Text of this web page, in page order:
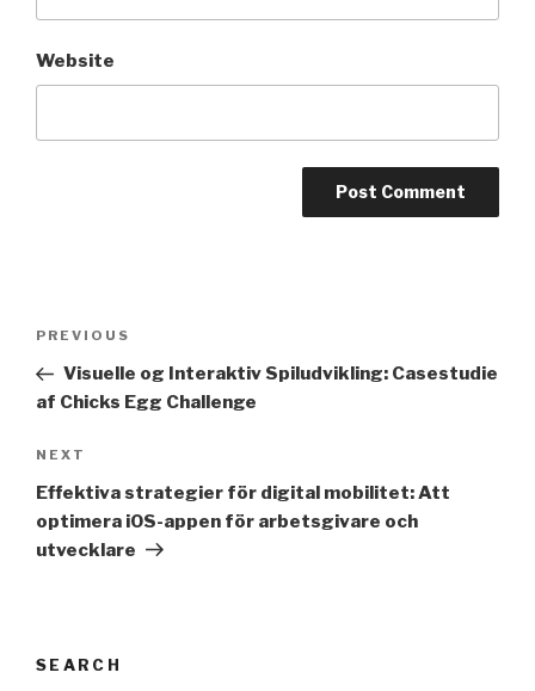
Website
Previous
Post
PREVIOUS
Visuelle og Interaktiv Spiludvikling: Casestudie
af Chicks Egg Challenge
Next
Post
NEXT
Effektiva strategier för digital mobilitet: Att
optimera iOS-appen för arbetsgivare och
utvecklare
SEARCH